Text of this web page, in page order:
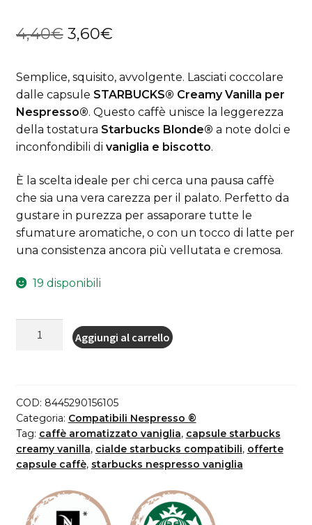
4,40€ Il
originale
era:
4,40€.
3,60€Il
attuale
è:
3,60€.
Semplice, squisito, avvolgente. Lasciati coccolare
dalle capsule STARBUCKS® Creamy Vanilla per
Nespresso®. Questo caffè unisce la leggerezza
della tostatura Starbucks Blonde® a note dolci e
inconfondibili di vaniglia e biscotto.
È la scelta ideale per chi cerca una pausa caffè
che sia una vera carezza per il palato. Perfetto da
gustare in purezza per assaporare tutte le
sfumature aromatiche, o con un tocco di latte per
una consistenza ancora più vellutata e cremosa.
19 disponibili
Vanilla
Nespresso®,
per
caffè
espresso
Aggiungi al carrello
COD: 8445290156105
Categoria: Compatibili Nespresso ®
Tag: caffè aromatizzato vaniglia, capsule starbucks
creamy vanilla, cialde starbucks compatibili, offerte
capsule caffè, starbucks nespresso vaniglia